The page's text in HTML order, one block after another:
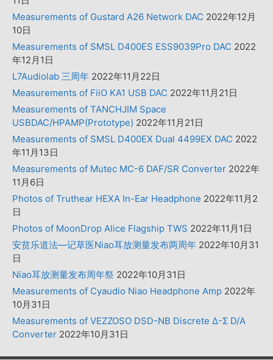
Measurements of Gustard A26 Network DAC 2022年12月
10日
Measurements of SMSL D400ES ESS9039Pro DAC 2022
年12月1日
L7Audiolab 三周年 2022年11月22日
Measurements of FiiO KA1 USB DAC 2022年11月21日
Measurements of TANCHJIM Space
USBDAC/HPAMP(Prototype) 2022年11月21日
Measurements of SMSL D400EX Dual 4499EX DAC 2022
年11月13日
Measurements of Mutec MC-6 DAF/SR Converter 2022年
11月6日
Photos of Truthear HEXA In-Ear Headphone 2022年11月2
日
Photos of MoonDrop Alice Flagship TWS 2022年11月1日
安贫乐道法—记草医Niao耳放测量发布两周年 2022年10月31
日
Niao耳放测量发布周年祭 2022年10月31日
Measurements of Cyaudio Niao Headphone Amp 2022年
10月31日
Measurements of VEZZOSO DSD-NB Discrete Δ-Σ D/A
Converter 2022年10月31日